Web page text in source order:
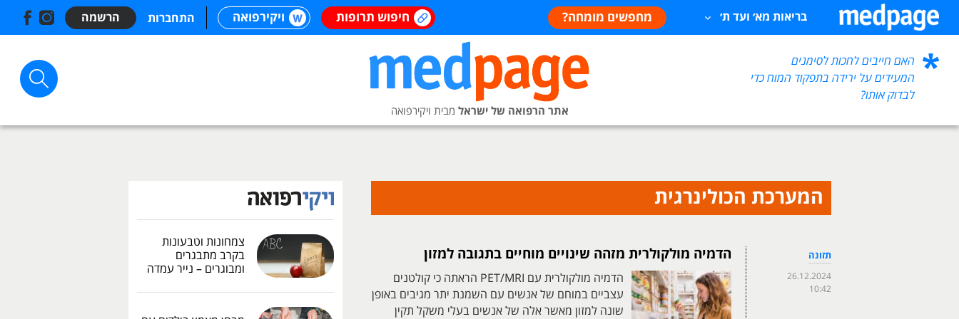
בריאות מא׳ ועד ת׳ מחפשים מומחה? חיפוש תרופות ויקירפואה התחברות הרשמה
האם חייבים לחכות לסימנים
המעידים על ירידה בתפקוד המוח כדי
לבדוק אותו?
אתר הרפואה של ישראל מבית ויקירפואה
המערכת הכולינרגית
תזונה
26.12.2024
10:42
הדמיה מולקולרית מזהה שינויים מוחיים בתגובה למזון
הדמיה מולקולרית עם PET/MRI הראתה כי קולטנים
עצביים במוחם של אנשים עם השמנת יתר מגיבים באופן
שונה למזון מאשר אלה של אנשים בעלי משקל תקין
צמחונות וטבעונות
בקרב מתבגרים
ומבוגרים – נייר עמדה